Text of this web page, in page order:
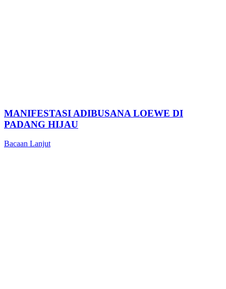
MANIFESTASI ADIBUSANA LOEWE DI
PADANG HIJAU
Bacaan Lanjut